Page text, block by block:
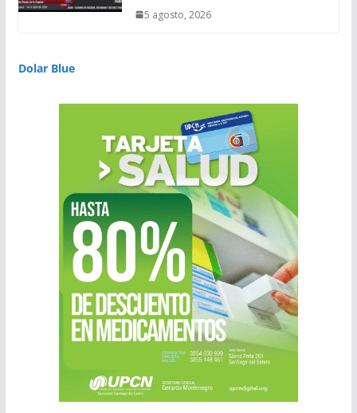
5 agosto, 2026
Dolar Blue